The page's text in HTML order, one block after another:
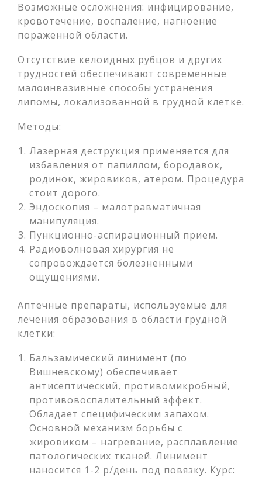
Возможные осложнения: инфицирование,
кровотечение, воспаление, нагноение
пораженной области.
Отсутствие келоидных рубцов и других
трудностей обеспечивают современные
малоинвазивные способы устранения
липомы, локализованной в грудной клетке.
Методы:
Лазерная деструкция применяется для
избавления от папиллом, бородавок,
родинок, жировиков, атером. Процедура
стоит дорого.
Эндоскопия – малотравматичная
манипуляция.
Пункционно-аспирационный прием.
Радиоволновая хирургия не
сопровождается болезненными
ощущениями.
Аптечные препараты, используемые для
лечения образования в области грудной
клетки:
Бальзамический линимент (по
Вишневскому) обеспечивает
антисептический, противомикробный,
противовоспалительный эффект.
Обладает специфическим запахом.
Основной механизм борьбы с
жировиком – нагревание, расплавление
патологических тканей. Линимент
наносится 1-2 р/день под повязку. Курс: